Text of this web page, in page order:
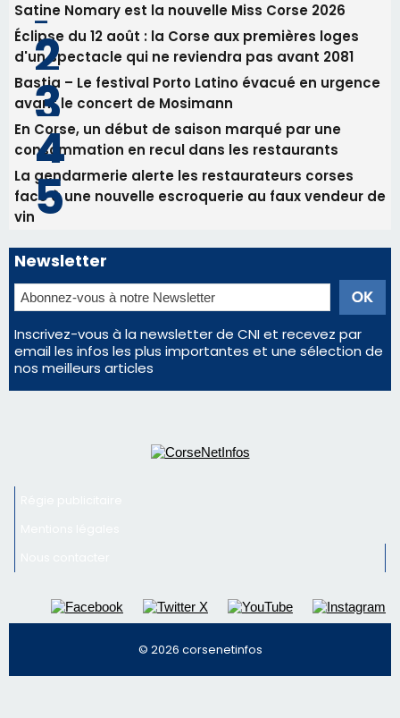
Satine Nomary est la nouvelle Miss Corse 2026
Éclipse du 12 août : la Corse aux premières loges
d'un spectacle qui ne reviendra pas avant 2081
Bastia – Le festival Porto Latino évacué en urgence
avant le concert de Mosimann
En Corse, un début de saison marqué par une
consommation en recul dans les restaurants
La gendarmerie alerte les restaurateurs corses
face à une nouvelle escroquerie au faux vendeur de
vin
Newsletter
Inscrivez-vous à la newsletter de CNI et recevez par
email les infos les plus importantes et une sélection de
nos meilleurs articles
© 2026 corsenetinfos